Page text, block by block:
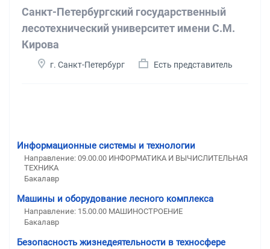
Санкт-Петербургский государственный
лесотехнический университет имени С.М.
Кирова
г. Санкт-Петербург Есть представитель
Информационные системы и технологии
Направление: 09.00.00 ИНФОРМАТИКА И ВЫЧИСЛИТЕЛЬНАЯ
ТЕХНИКА
Бакалавр
Машины и оборудование лесного комплекса
Направление: 15.00.00 МАШИНОСТРОЕНИЕ
Бакалавр
Безопасность жизнедеятельности в техносфере